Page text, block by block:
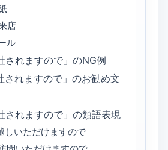
店
ル
されますので」のNG例
されますので」のお勧め文
されますので」の類語表現
しいただけますので